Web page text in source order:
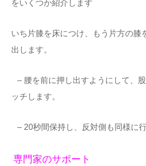
をいくつか紹介します
いち 片膝を床につけ、もう片方の膝
出します。
– 腰を前に押し出すようにして、
ッチします。
– 20秒間保持し、反対側も同様に行
専門家のサポート